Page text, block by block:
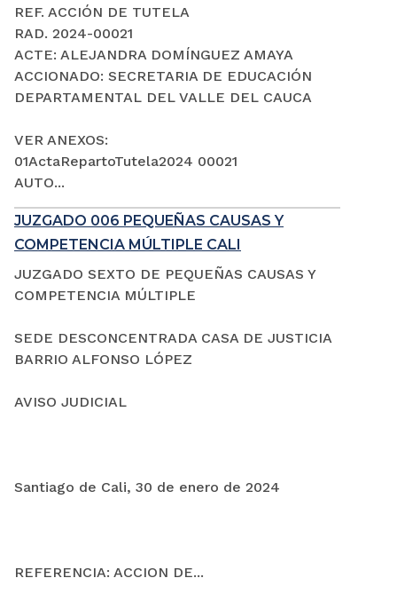
REF. ACCIÓN DE TUTELA
RAD. 2024-00021
ACTE: ALEJANDRA DOMÍNGUEZ AMAYA
ACCIONADO: SECRETARIA DE EDUCACIÓN
DEPARTAMENTAL DEL VALLE DEL CAUCA
VER ANEXOS:
01ActaRepartoTutela2024 00021
AUTO...
JUZGADO 006 PEQUEÑAS CAUSAS Y
COMPETENCIA MÚLTIPLE CALI
JUZGADO SEXTO DE PEQUEÑAS CAUSAS Y
COMPETENCIA MÚLTIPLE
SEDE DESCONCENTRADA CASA DE JUSTICIA
BARRIO ALFONSO LÓPEZ
AVISO JUDICIAL
Santiago de Cali, 30 de enero de 2024
REFERENCIA: ACCION DE...